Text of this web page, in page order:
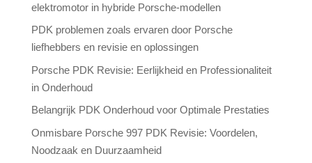
elektromotor in hybride Porsche-modellen
PDK problemen zoals ervaren door Porsche
liefhebbers en revisie en oplossingen
Porsche PDK Revisie: Eerlijkheid en Professionaliteit
in Onderhoud
Belangrijk PDK Onderhoud voor Optimale Prestaties
Onmisbare Porsche 997 PDK Revisie: Voordelen,
Noodzaak en Duurzaamheid